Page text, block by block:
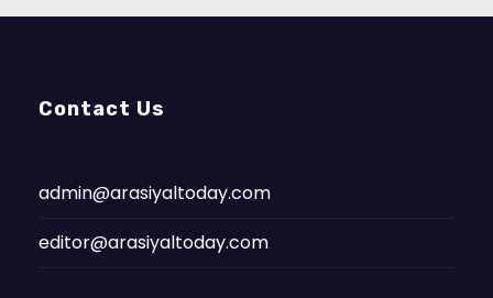
Contact Us
admin@arasiyaltoday.com
editor@arasiyaltoday.com